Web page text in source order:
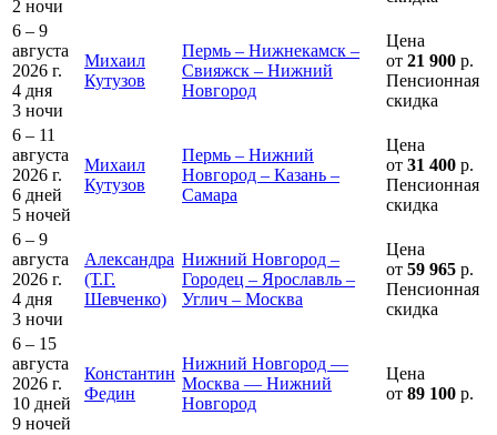
2 ночи
6 – 9
августа
2026 г.
4 дня
3 ночи
Михаил
Кутузов
Пермь – Нижнекамск –
Свияжск – Нижний
Новгород
Цена
от 21 900 р.
Пенсионная
скидка
6 – 11
августа
2026 г.
6 дней
5 ночей
Михаил
Кутузов
Пермь – Нижний
Новгород – Казань –
Самара
Цена
от 31 400 р.
Пенсионная
скидка
6 – 9
августа
2026 г.
4 дня
3 ночи
Александра
(Т.Г.
Шевченко)
Нижний Новгород –
Городец – Ярославль –
Углич – Москва
Цена
от 59 965 р.
Пенсионная
скидка
6 – 15
августа
2026 г.
10 дней
9 ночей
Константин
Федин
Нижний Новгород —
Москва — Нижний
Новгород
Цена
от 89 100 р.